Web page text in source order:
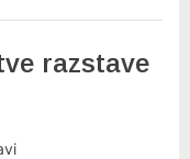
razstave